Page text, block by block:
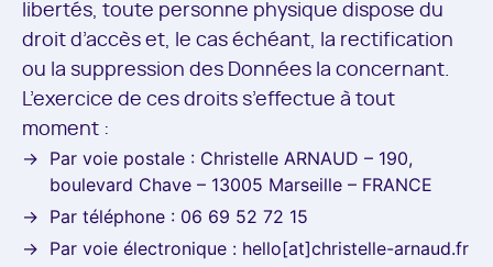
libertés, toute personne physique dispose du
droit d’accès et, le cas échéant, la rectification
ou la suppression des Données la concernant.
L’exercice de ces droits s’effectue à tout
moment :
Par voie postale : Christelle ARNAUD – 190,
boulevard Chave – 13005 Marseille – FRANCE
Par téléphone : 06 69 52 72 15
Par voie électronique : hello[at]christelle-arnaud.fr